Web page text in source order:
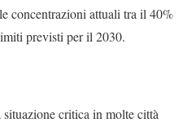
concentrazioni attuali tra il 40%
previsti per il 2030.
critica in molte città